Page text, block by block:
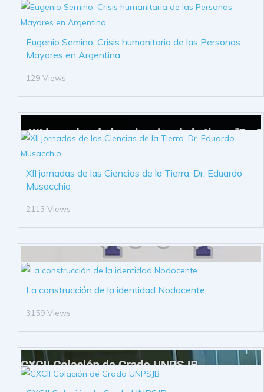
Eugenio Semino, Crisis humanitaria de las Personas
Mayores en Argentina
129 Views
XII jornadas de las Ciencias de la Tierra. Dr. Eduardo
Musacchio
2113 Views
La construcción de la identidad Nodocente
3159 Views